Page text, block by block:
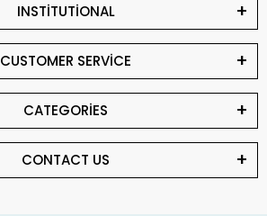
INSTİTUTİONAL
CUSTOMER SERVİCE
CATEGORİES
CONTACT US